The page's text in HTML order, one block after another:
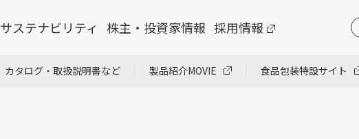
サステナビリティ 株主・投資家情報 採用情報
カタログ・取扱説明書など 製品紹介MOVIE 食品包装特設サイト